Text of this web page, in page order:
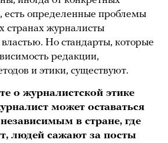
есть определенные проблемы
странах журналисты
Но стандарты, которые
редакции,
и этики, существуют.
о журналистской этике
может оставаться
в стране, где
людей сажают за посты